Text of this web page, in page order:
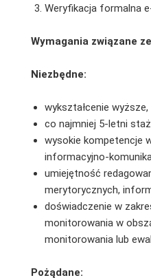
Weryfikacja formalna
Wymagania związane
Niezbędne:
wykształcenie wyższe,
co najmniej 5-letni
wysokie kompetencje
informacyjno-
umiejętność
merytorycznych,
doświadczenie w
monitorowania w
monitorowania lub
Pożądane: